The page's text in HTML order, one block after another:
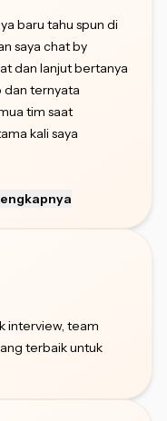
baru tahu spun di
saya chat by
dan lanjut bertanya
dan ternyata
tim saat
kali saya
interview, team
terbaik untuk